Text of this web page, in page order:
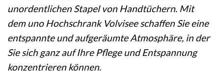
unordentlichen Stapel von Handtüchern. Mit
dem uno Hochschrank Volvisee schaffen Sie eine
entspannte und aufgeräumte Atmosphäre, in der
Sie sich ganz auf Ihre Pflege und Entspannung
konzentrieren können.